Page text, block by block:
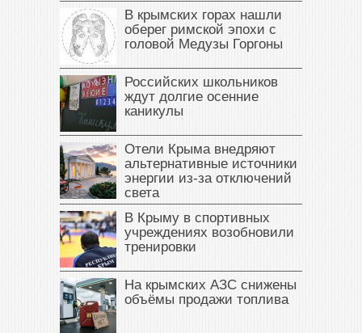
В крымских горах нашли
оберег римской эпохи с
головой Медузы Горгоны
Российских школьников
ждут долгие осенние
каникулы
Отели Крыма внедряют
альтернативные источники
энергии из-за отключений
света
В Крыму в спортивных
учреждениях возобновили
тренировки
На крымских АЗС снижены
объёмы продажи топлива